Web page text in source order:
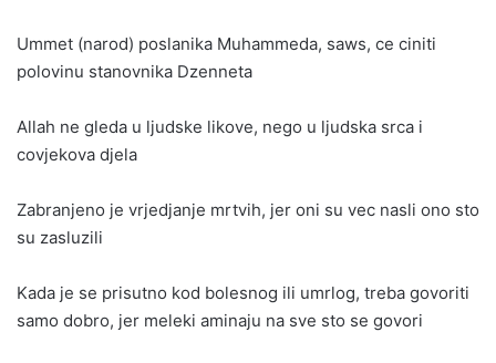
Ummet (narod) poslanika Muhammeda, saws, ce ciniti
polovinu stanovnika Dzenneta
Allah ne gleda u ljudske likove, nego u ljudska srca i
covjekova djela
Zabranjeno je vrjedjanje mrtvih, jer oni su vec nasli ono sto
su zasluzili
Kada je se prisutno kod bolesnog ili umrlog, treba govoriti
samo dobro, jer meleki aminaju na sve sto se govori